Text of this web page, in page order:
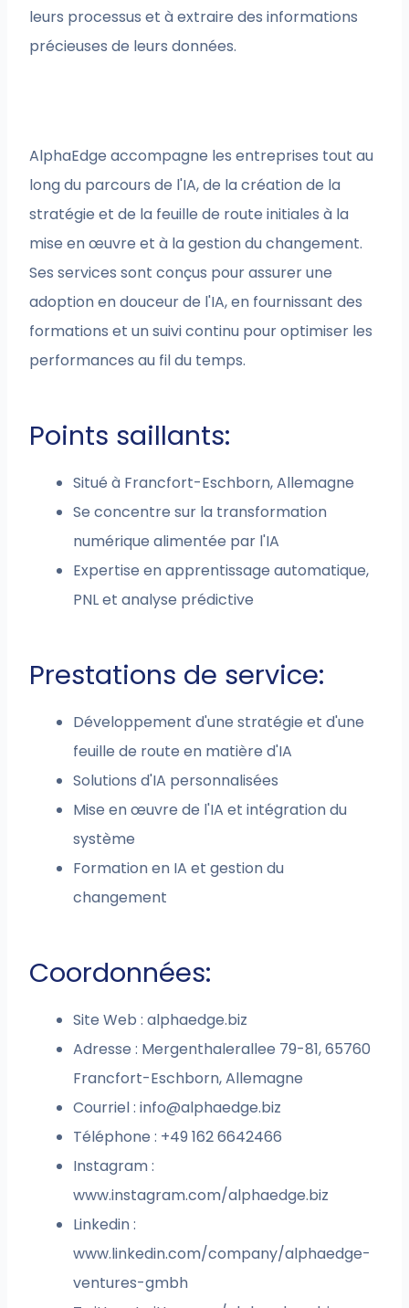
leurs processus et à extraire des informations
précieuses de leurs données.
AlphaEdge accompagne les entreprises tout au
long du parcours de l'IA, de la création de la
stratégie et de la feuille de route initiales à la
mise en œuvre et à la gestion du changement.
Ses services sont conçus pour assurer une
adoption en douceur de l'IA, en fournissant des
formations et un suivi continu pour optimiser les
performances au fil du temps.
Points saillants:
Situé à Francfort-Eschborn, Allemagne
Se concentre sur la transformation
numérique alimentée par l'IA
Expertise en apprentissage automatique,
PNL et analyse prédictive
Prestations de service:
Développement d'une stratégie et d'une
feuille de route en matière d'IA
Solutions d'IA personnalisées
Mise en œuvre de l'IA et intégration du
système
Formation en IA et gestion du
changement
Coordonnées:
Site Web : alphaedge.biz
Adresse : Mergenthalerallee 79-81, 65760
Francfort-Eschborn, Allemagne
Courriel :info@alphaedge.biz
Téléphone : +49 162 6642466
Instagram :
www.instagram.com/alphaedge.biz
Linkedin :
www.linkedin.com/company/alphaedge-
ventures-gmbh